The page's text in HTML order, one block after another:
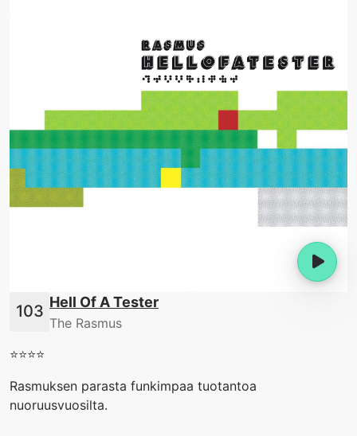
Hell Of A Tester
The Rasmus
⭐️⭐️⭐️⭐️
Rasmuksen parasta funkimpaa tuotantoa
nuoruusvuosilta.